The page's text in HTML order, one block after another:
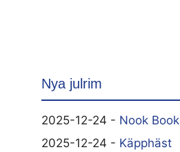
Nya julrim
2025-12-24 - Nook Book
2025-12-24 - Käpphäst